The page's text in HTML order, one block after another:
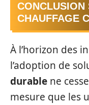
CONCLUSION
CHAUFFAGE
À l’horizon des
l’adoption de
durable ne
mesure que les